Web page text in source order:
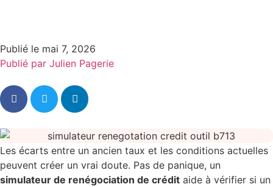
Publié le mai 7, 2026
Publié par Julien Pagerie
Les écarts entre un ancien taux et les conditions actuelles
peuvent créer un vrai doute. Pas de panique, un
simulateur de renégociation de crédit aide à vérifier si un